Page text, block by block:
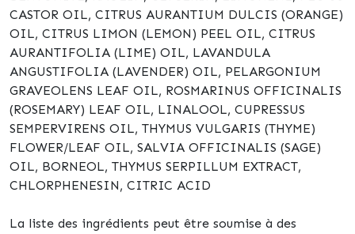
CASTOR OIL, CITRUS AURANTIUM DULCIS (ORANGE)
OIL, CITRUS LIMON (LEMON) PEEL OIL, CITRUS
AURANTIFOLIA (LIME) OIL, LAVANDULA
ANGUSTIFOLIA (LAVENDER) OIL, PELARGONIUM
GRAVEOLENS LEAF OIL, ROSMARINUS OFFICINALIS
(ROSEMARY) LEAF OIL, LINALOOL, CUPRESSUS
SEMPERVIRENS OIL, THYMUS VULGARIS (THYME)
FLOWER/LEAF OIL, SALVIA OFFICINALIS (SAGE)
OIL, BORNEOL, THYMUS SERPILLUM EXTRACT,
CHLORPHENESIN, CITRIC ACID
La liste des ingrédients peut être soumise à des